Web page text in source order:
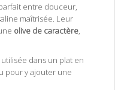
entre douceur,
maîtrisée. Leur
olive de caractère
dans un plat en
pour y ajouter une